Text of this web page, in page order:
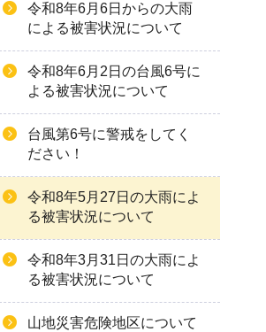
令和8年6月6日からの大雨
による被害状況について
令和8年6月2日の台風6号に
よる被害状況について
台風第6号に警戒をしてく
ださい！
令和8年5月27日の大雨によ
る被害状況について
令和8年3月31日の大雨によ
る被害状況について
山地災害危険地区について